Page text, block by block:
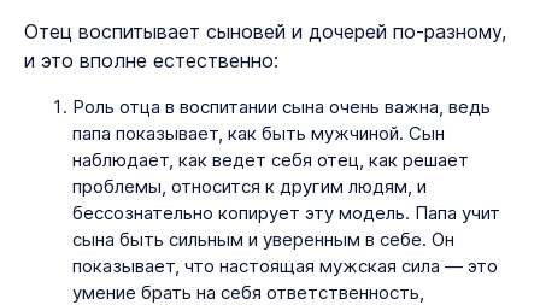
Отец воспитывает сыновей и дочерей по-разному,
и это вполне естественно:
Роль отца в воспитании сына очень важна, ведь
папа показывает, как быть мужчиной. Сын
наблюдает, как ведет себя отец, как решает
проблемы, относится к другим людям, и
бессознательно копирует эту модель. Папа учит
сына быть сильным и уверенным в себе. Он
показывает, что настоящая мужская сила — это
умение брать на себя ответственность,